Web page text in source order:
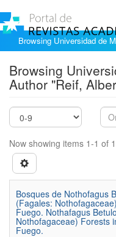
Browsing Universidad de
Browsing
Author "Reif,
Now showing items 1-1 of 1
Bosques de Nothofagus
(Fagales:
Fuego. Nothafagus
Nothofagaceae) Forests
Fuego.